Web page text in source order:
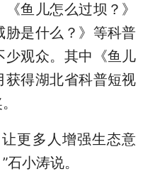
鱼儿怎么过坝？》
胁是什么？》等科普
少观众。其中《鱼儿
得湖北省科普短视
更多人增强生态意
小涛说。